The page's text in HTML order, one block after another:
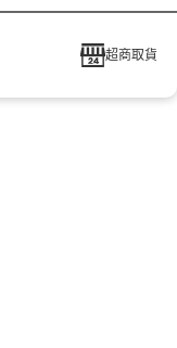
超商取貨